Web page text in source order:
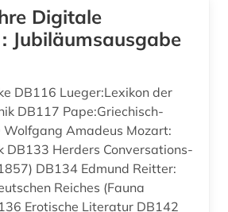
(1)
arabische literatur (2)
(1)
(2)
Digitale
Jubiläumsausgabe
der
DB117 Pape:Griechisch-
Wolfgang Amadeus Mozart:
DB133 Herders Conversations-
DB134 Edmund Reitter:
Reiches (Fauna
Erotische Literatur DB142